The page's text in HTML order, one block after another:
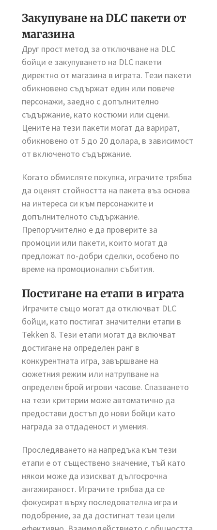
Закупуване на DLC пакети от
магазина
Друг прост метод за отключване на DLC
бойци е закупуването на DLC пакети
директно от магазина в играта. Тези пакети
обикновено съдържат един или повече
персонажи, заедно с допълнително
съдържание, като костюми или сцени.
Цените на тези пакети могат да варират,
обикновено от 5 до 20 долара, в зависимост
от включеното съдържание.
Когато обмисляте покупка, играчите трябва
да оценят стойността на пакета въз основа
на интереса си към персонажите и
допълнителното съдържание.
Препоръчително е да проверите за
промоции или пакети, които могат да
предложат по-добри сделки, особено по
време на промоционални събития.
Постигане на етапи в играта
Играчите също могат да отключват DLC
бойци, като постигат значителни етапи в
Tekken 8. Тези етапи могат да включват
достигане на определен ранг в
конкурентната игра, завършване на
сюжетния режим или натрупване на
определен брой игрови часове. Спазването
на тези критерии може автоматично да
предостави достъп до нови бойци като
награда за отдаденост и умения.
Проследяването на напредъка към тези
етапи е от съществено значение, тъй като
някои може да изискват дългосрочна
ангажираност. Играчите трябва да се
фокусират върху последователна игра и
подобрение, за да достигнат тези цели